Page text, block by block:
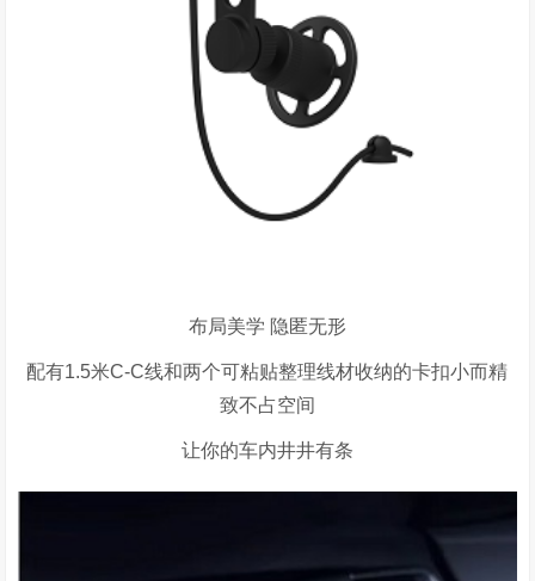
布局美学 隐匿无形
配有1.5米C-C线和两个可粘贴整理线材收纳的卡扣小而精
致不占空间
让你的车内井井有条